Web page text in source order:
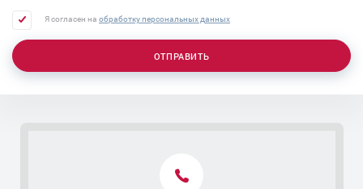
Трансуретральная резекция (ТУР) аденомы
Удаление атеромы мошонки
Лечение скрытых инфекций
Я согласен на обработку персональных данных
ОТПРАВИТЬ